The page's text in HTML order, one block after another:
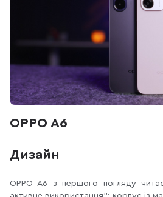
OPPO A6
Дизайн
OPPO A6 з першого погляду